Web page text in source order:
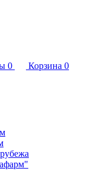
0 Корзина 0